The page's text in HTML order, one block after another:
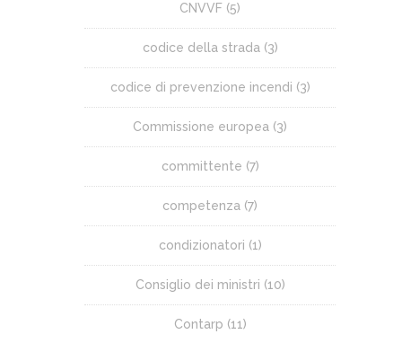
CNVVF (5)
codice della strada(3)
codice di prevenzione incendi (3)
Commissione europea (3)
committente (7)
competenza (7)
condizionatori (1)
Consiglio dei ministri (10)
Contarp (11)